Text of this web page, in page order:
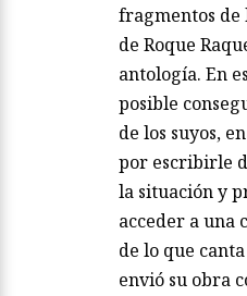
fragmentos
de Roque
antología. En
posible
de los suyos,
por escribirle
la situación y
acceder a una
de lo que
envió su obra